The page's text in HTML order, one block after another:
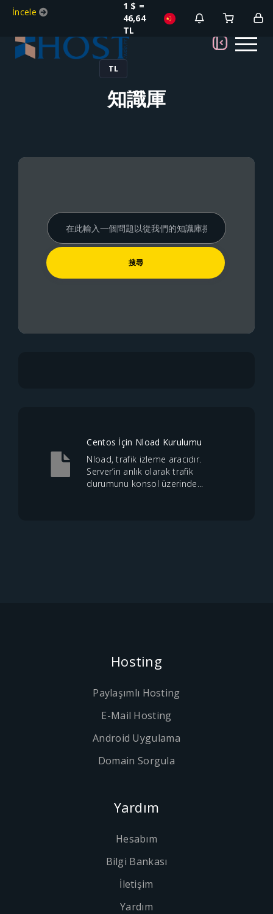
İncele
1 $ =
46,64
TL
TL
知識庫
Centos İçin Nload Kurulumu
Nload, trafik izleme aracıdır.
Server’in anlık olarak trafik
durumunu konsol üzerinde...
Hosting
Paylaşımlı Hosting
E-Mail Hosting
Android Uygulama
Domain Sorgula
Yardım
Hesabım
Bilgi Bankası
İletişim
Yardım